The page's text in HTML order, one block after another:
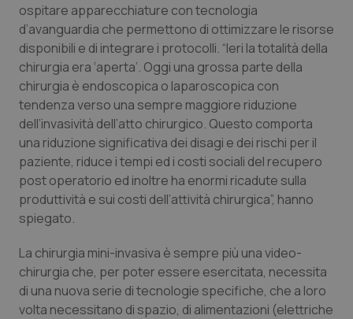
Molise
Piemonte
Provincia Autonoma di Bolzano
Provincia Autonoma di Trento
Puglia
Sardegna
Sicilia
Toscana
Epatiti
HIV
Infezioni & Febbre
Ipertensione & Scompenso
Malattie rare
Malattia di Crohn & Rettocolite Ulcerosa
Neuroscienze & patologie neurodegenerative
Obesità
ospitare apparecchiature con tecnologia
d’avanguardia che permettono di ottimizzare le risorse
disponibili e di integrare i protocolli. “Ieri la totalità della
chirurgia era ‘aperta’. Oggi una grossa parte della
chirurgia è endoscopica o laparoscopica con
tendenza verso una sempre maggiore riduzione
dell’invasività dell’atto chirurgico. Questo comporta
una riduzione significativa dei disagi e dei rischi per il
paziente, riduce i tempi ed i costi sociali del recupero
post operatorio ed inoltre ha enormi ricadute sulla
produttività e sui costi dell’attività chirurgica”, hanno
spiegato.
La chirurgia mini-invasiva è sempre più una video-
chirurgia che, per poter essere esercitata, necessita
di una nuova serie di tecnologie specifiche, che a loro
volta necessitano di spazio, di alimentazioni (elettriche